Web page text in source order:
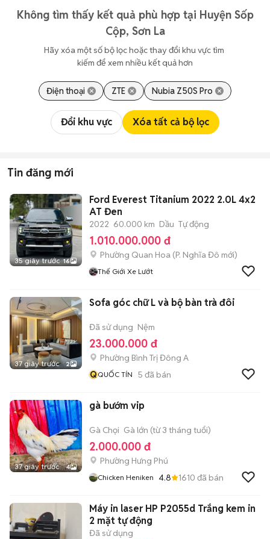
Không tìm thấy kết quả phù hợp tại Huyện Sốp
Cộp, Sơn La
Hãy xóa một số bộ lọc hoặc thay đổi khu vực tìm
kiếm để xem nhiều kết quả hơn
Điện thoại ZTE Nubia Z50S Pro
Đổi khu vực Xóa tất cả bộ lọc
Tin đăng mới
35 giây trước 16
Ford Everest Titanium 2022 2.0L 4x2
AT Đen
2022 60.000 km Dầu Tự động
1.010.000.000 đ
Phường Quan Hoa (P. Nghĩa Đô mới)
Thế Giới Xe Lướt
37 giây trước 2
Sofa góc chữ L và bộ bàn trà đôi
Đã sử dụng Nệm
23.000.000 đ
Phường Bình Trị Đông A
QQUỐC TÍN 5 đã bán
37 giây trước 4
gà bướm vip
Gà Chọi Gà lớn (từ 3 tháng tuổi)
2.000.000 đ
Phường Hưng Phú
Chicken Heniken 4.8 1610 đã bán
Máy in laser HP P2055d Trắng kem in
2 mặt tự động
Đã sử dụng